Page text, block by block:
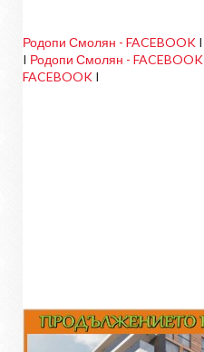
Родопи Смолян - FACEBOOK I
I Родопи Смолян - FACEBOOK
FACEBOOK I